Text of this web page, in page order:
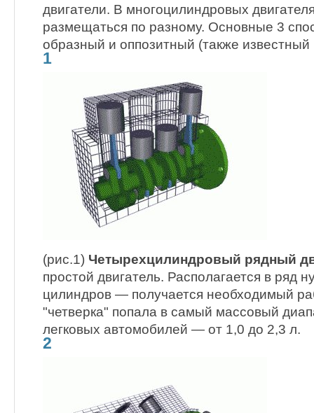
двигатели. В многоцилиндровых
размещаться по разному. Основные 3
образный и оппозитный (также известный
1
(рис.1) Четырехцилиндровый рядный
простой двигатель. Располагается в ряд
цилиндров — получается необходимый
"четверка" попала в самый массовый
легковых автомобилей — от 1,0 до 2,3 л.
2